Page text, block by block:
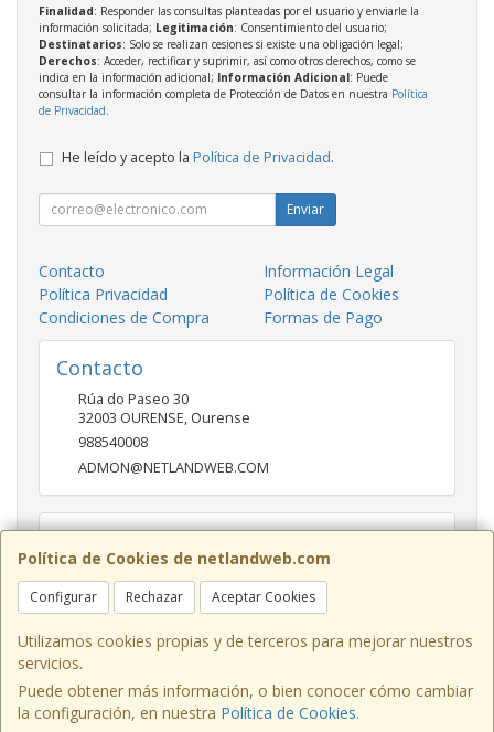
Política de Cookies de netlandweb.com
Configurar Rechazar Aceptar Cookies
Utilizamos cookies propias y de terceros para mejorar nuestros
servicios.
Puede obtener más información, o bien conocer cómo cambiar
la configuración, en nuestra Política de Cookies.
Finalidad: Responder las consultas planteadas por el usuario y enviarle la
información solicitada; Legitimación: Consentimiento del usuario;
Destinatarios: Solo se realizan cesiones si existe una obligación legal;
Derechos: Acceder, rectificar y suprimir, así como otros derechos, como se
indica en la información adicional; Información Adicional: Puede
consultar la información completa de Protección de Datos en nuestra Política
de Privacidad
He leído y acepto la Política de Privacidad.
Enviar
Contacto
Información Legal
Política Privacidad
Política de Cookies
Condiciones de Compra
Formas de Pago
Contacto
Rúa do Paseo 30
32003 OURENSE, Ourense
988540008
ADMON@NETLANDWEB.COM
Horario